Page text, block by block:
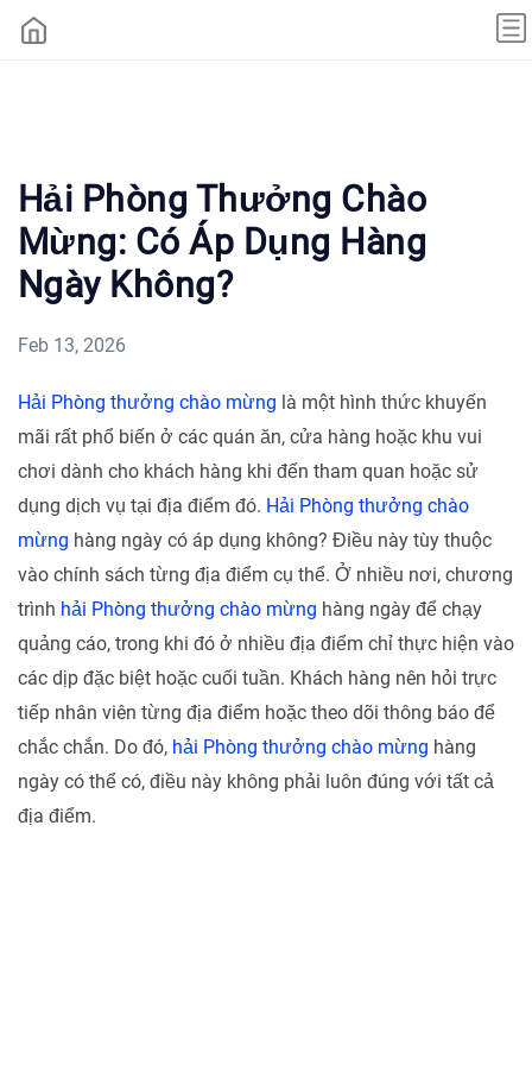
Hải Phòng Thưởng Chào
Mừng: Có Áp Dụng Hàng
Ngày Không?
Feb 13, 2026
Hải Phòng thưởng chào mừng là một hình thức khuyến
mãi rất phổ biến ở các quán ăn, cửa hàng hoặc khu vui
chơi dành cho khách hàng khi đến tham quan hoặc sử
dụng dịch vụ tại địa điểm đó. Hải Phòng thưởng chào
mừng hàng ngày có áp dụng không? Điều này tùy thuộc
vào chính sách từng địa điểm cụ thể. Ở nhiều nơi, chương
trình hải Phòng thưởng chào mừng hàng ngày để chạy
quảng cáo, trong khi đó ở nhiều địa điểm chỉ thực hiện vào
các dịp đặc biệt hoặc cuối tuần. Khách hàng nên hỏi trực
tiếp nhân viên từng địa điểm hoặc theo dõi thông báo để
chắc chắn. Do đó, hải Phòng thưởng chào mừng hàng
ngày có thể có, điều này không phải luôn đúng với tất cả
địa điểm.